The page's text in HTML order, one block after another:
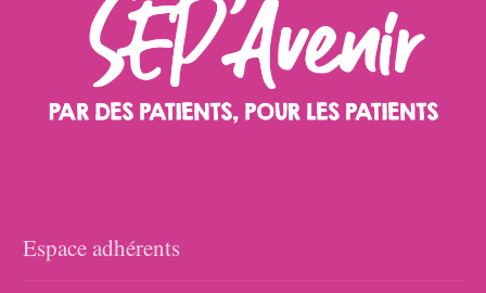
Espace adhérents